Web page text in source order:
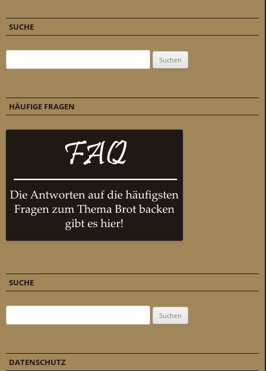
SUCHE
HÄUFIGE FRAGEN
SUCHE
DATENSCHUTZ